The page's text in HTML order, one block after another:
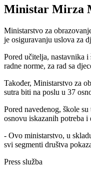
Ministar Mirza
Ministarstvo za
je osiguravanju uslova za
Pored učitelja, nastavnika
radne norme, za rad sa
Također, Ministarstvo za
sutra biti na poslu u 37
Pored navedenog, škole
osnovu iskazanih potreba i
- Ovo ministarstvo, u
svi segmenti društva
Press služba